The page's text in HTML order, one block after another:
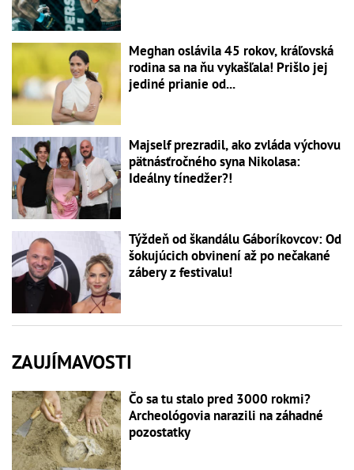
Meghan oslávila 45 rokov, kráľovská
rodina sa na ňu vykašľala! Prišlo jej
jediné prianie od...
Majself prezradil, ako zvláda výchovu
pätnásťročného syna Nikolasa:
Ideálny tínedžer?!
Týždeň od škandálu Gáboríkovcov: Od
šokujúcich obvinení až po nečakané
zábery z festivalu!
ZAUJÍMAVOSTI
Čo sa tu stalo pred 3000 rokmi?
Archeológovia narazili na záhadné
pozostatky